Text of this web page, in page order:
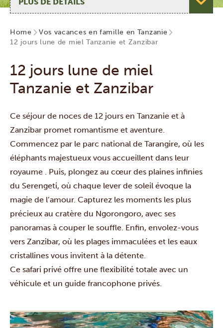
Home
Vos vacances en famille en Tanzanie
12 jours lune de miel Tanzanie et Zanzibar
12 jours lune de miel
Tanzanie et Zanzibar
Ce séjour de noces de 12 jours en Tanzanie et à
Zanzibar promet romantisme et aventure.
Commencez par le parc national de Tarangire, où les
éléphants majestueux vous accueillent dans leur
royaume . Puis, plongez au cœur des plaines infinies
du Serengeti, où chaque lever de soleil évoque la
magie de l’amour. Capturez les moments les plus
précieux au cratère du Ngorongoro, avec ses
panoramas à couper le souffle. Enfin, envolez-vous
vers Zanzibar, où les plages immaculées et les eaux
cristallines vous invitent à la détente.
Ce safari privé offre une flexibilité totale avec un
véhicule et un guide francophone privés.